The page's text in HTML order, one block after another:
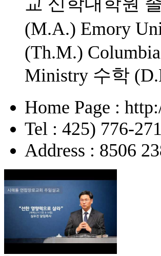
(M.A.) Emory
(Th.M.)
Ministry 수학
Home Page :
Tel : 425) 776-
Address : 8506